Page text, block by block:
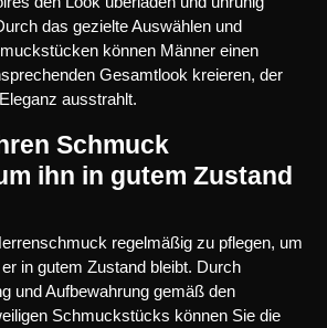
das gezielte Auswählen und
können Männer einen
Gesamtlook kreieren, der
ausstrahlt.
Schmuck
ihn in gutem Zustand
regelmäßig zu pflegen, um
in gutem Zustand bleibt. Durch
und Aufbewahrung gemäß den
Schmuckstücks können Sie die